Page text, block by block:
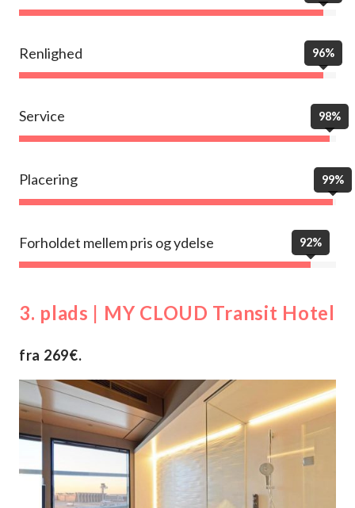
Renlighed 96%
Service 98%
Placering 99%
Forholdet mellem pris og ydelse 92%
3. plads | MY CLOUD Transit Hotel
fra 269€.